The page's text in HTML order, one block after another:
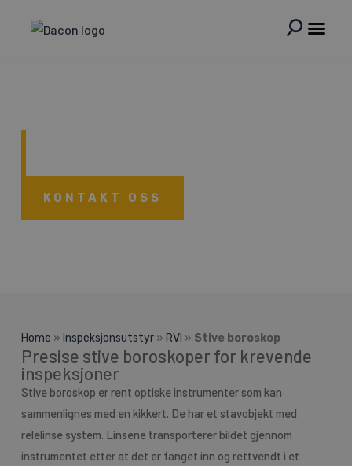
KONTAKT OSS
Home » Inspeksjonsutstyr» RVI » Stive boroskop
Presise stive boroskoper for krevende
inspeksjoner
Stive boroskop er rent optiske instrumenter som kan
sammenlignes med en kikkert. De har et stavobjekt med
relelinse system. Linsene transporterer bildet gjennom
instrumentet etter at det er fanget inn og rettvendt i et